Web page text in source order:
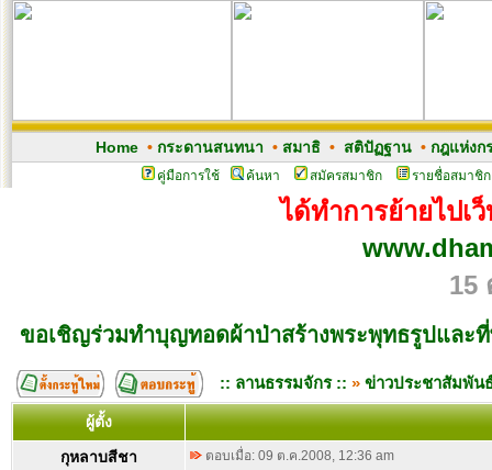
Home •กระดานสนทนา • สมาธิ • สติปัฏฐาน •กฎแห่งก
คู่มือการใช้ ค้นหา สมัครสมาชิก รายชื่อสมาชิก
ได้ทำการย้ายไป
15
ขอเชิญร่วมทำบุญทอดผ้าป่าสร้างพระพุทธรูปและ
:: ลานธรรมจักร :: » ข่าวประชาสัมพัน
ผู้ตั้ง
กุหลาบสีชา
ตอบเมื่อ: 09 ต.ค.2008, 12:36 am